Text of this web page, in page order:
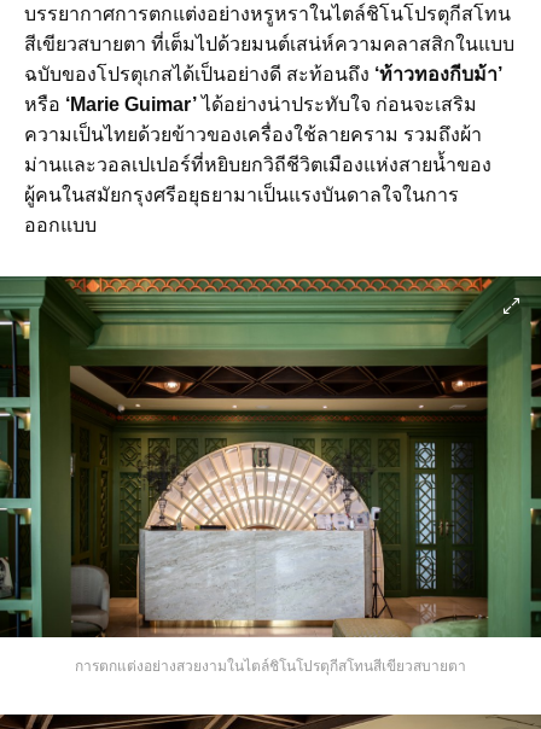
บรรยากาศการตกแต่งอย่างหรูหราในไตล์ชิโนโปรตุกีสโทน
สีเขียวสบายตา ที่เต็มไปด้วยมนต์เสน่ห์ความคลาสสิกในแบบ
ฉบับของโปรตุเกสได้เป็นอย่างดี สะท้อนถึง ‘ท้าวทองกีบม้า’
หรือ ‘Marie Guimar’ได้อย่างน่าประทับใจ ก่อนจะเสริม
ความเป็นไทยด้วยข้าวของเครื่องใช้ลายคราม รวมถึงผ้า
ม่านและวอลเปเปอร์ที่หยิบยกวิถีชีวิตเมืองแห่งสายน้ำของ
ผู้คนในสมัยกรุงศรีอยุธยามาเป็นแรงบันดาลใจในการ
ออกแบบ
การตกแต่งอย่างสวยงามในไตล์ชิโนโปรตุกีสโทนสีเขียวสบายตา